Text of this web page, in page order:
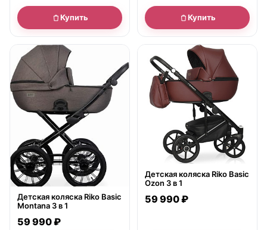
Купить Купить
● в наличии
Детская коляска Riko Basic
Montana 3 в 1
59 990 ₽
● в наличии
Детская коляска Riko Basic
Ozon 3 в 1
59 990 ₽